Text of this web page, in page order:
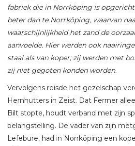
fabriek die in Norrköping is
beter dan te Norrköping, waarvan
waarschijnlijkheid het zand de
aanvoelde. Hier werden ook
staal als van koper; zij werden met
zij niet gegoten konden worden.
Vervolgens reisde het gezelschap
Hernhutters in Zeist. Dat Ferrner
Bilt stopte, houdt verband met zijn
belangstelling. De vader van zijn
Lefebure, had in Norrköping een